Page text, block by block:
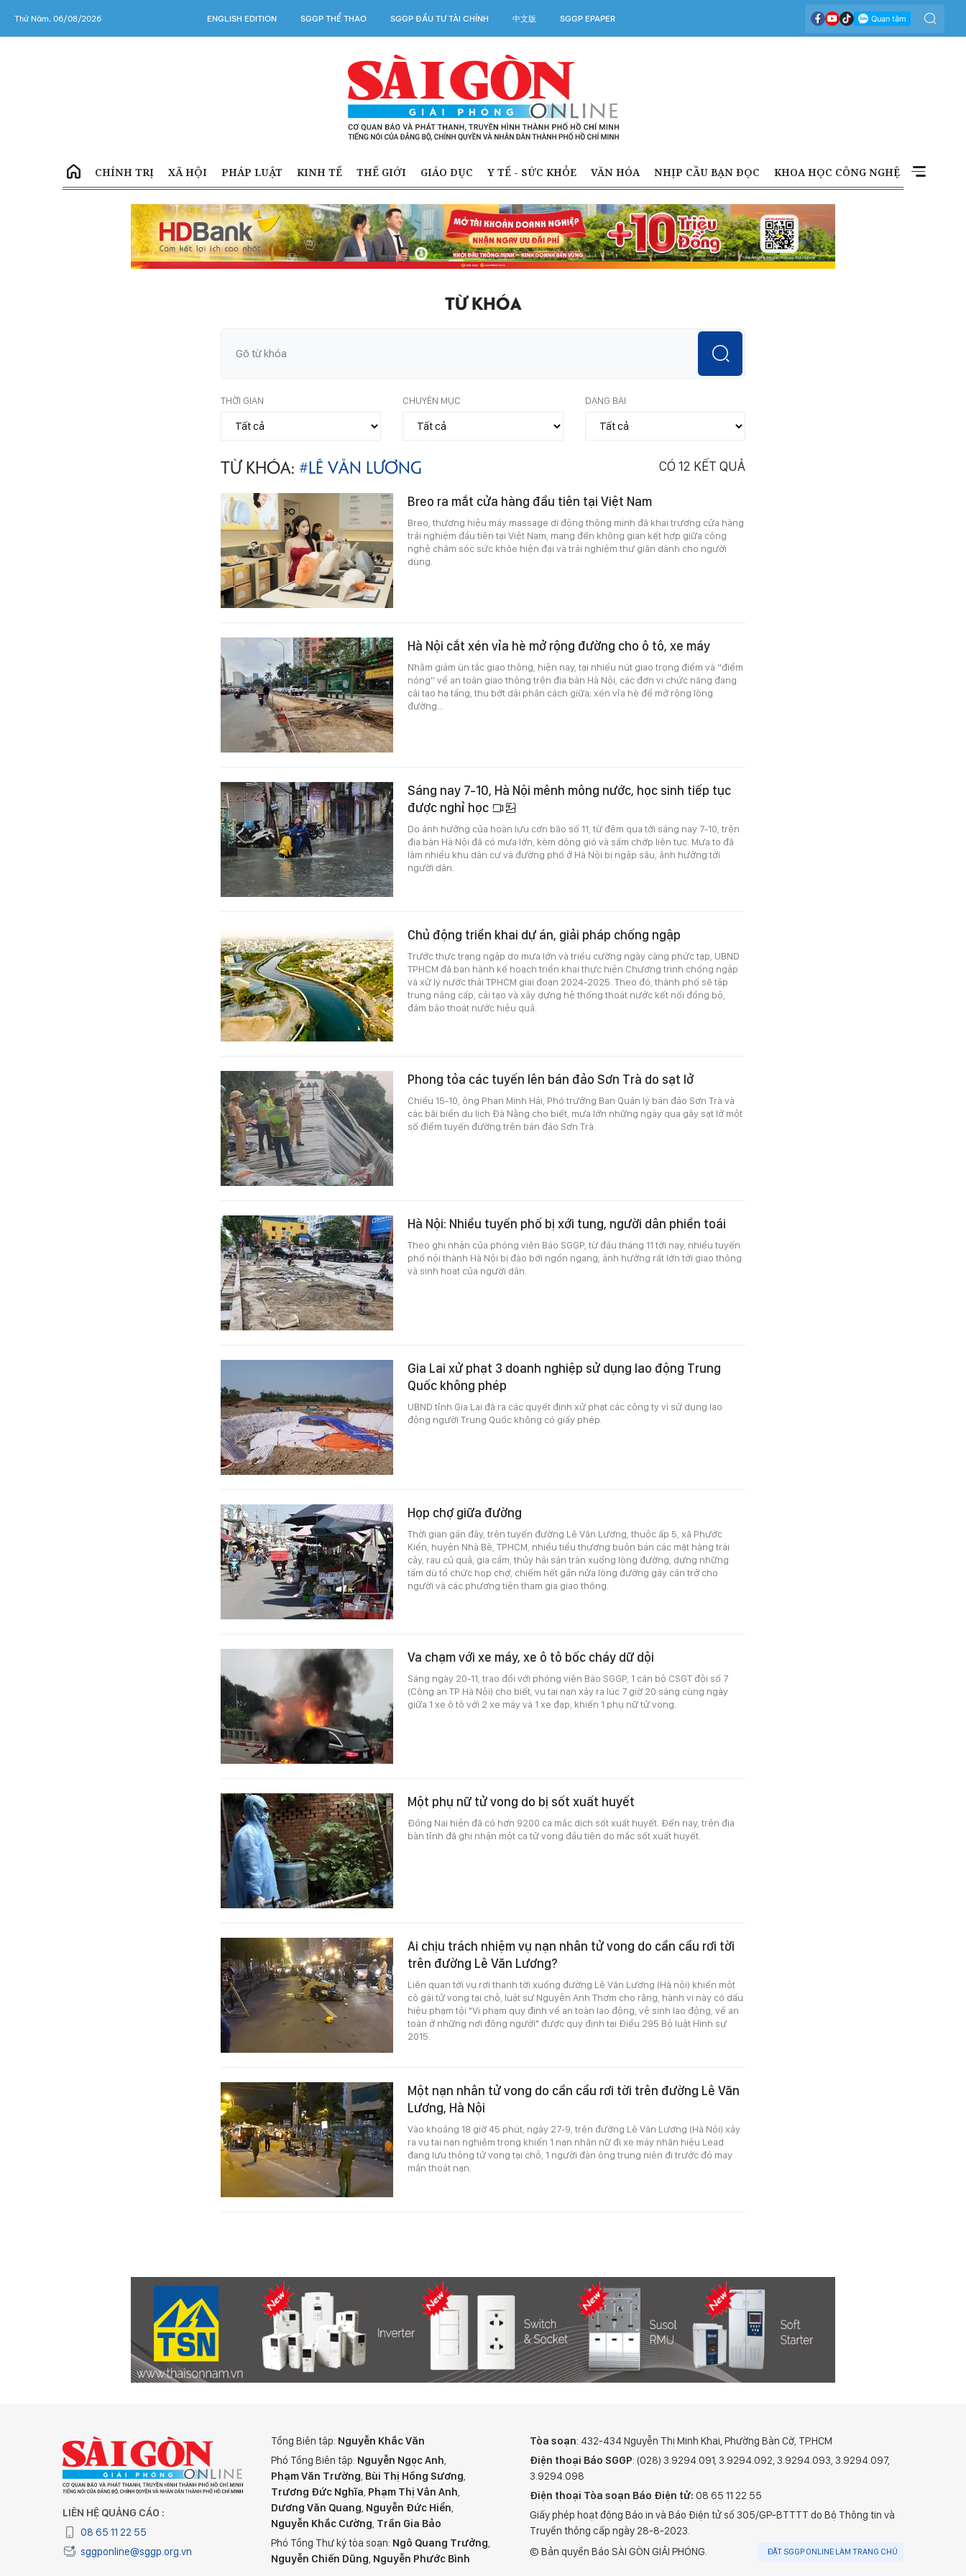
Thứ Năm, 06/08/2026 ENGLISH EDITION SGGP THỂ THAO SGGP ĐẦU TƯ TÀI CHÍNH 中文版 SGGP EPAPER
CHÍNH TRỊ XÃ HỘI PHÁP LUẬT KINH TẾ THẾ GIỚI GIÁO DỤC Y TẾ - SỨC KHỎE VĂN HÓA NHỊP CẦU BẠN ĐỌC KHOA HỌC CÔNG NGHỆ
TỪ KHÓA
THỜI GIAN CHUYÊN MỤC DẠNG BÀI
TỪ KHÓA: #LÊ VĂN LƯƠNG CÓ 12 KẾT QUẢ
Breo ra mắt cửa hàng đầu tiên tại Việt Nam
Breo, thương hiệu máy massage di động thông minh đã khai trương cửa hàng
trải nghiệm đầu tiên tại Việt Nam, mang đến không gian kết hợp giữa công
nghệ chăm sóc sức khỏe hiện đại và trải nghiệm thư giãn dành cho người
dùng.
Hà Nội cắt xén vỉa hè mở rộng đường cho ô tô, xe máy
Nhằm giảm ùn tắc giao thông, hiện nay, tại nhiều nút giao trọng điểm và “điểm
nóng” về an toàn giao thông trên địa bàn Hà Nội, các đơn vị chức năng đang
cải tạo hạ tầng, thu bớt dải phân cách giữa; xén vỉa hè để mở rộng lòng
đường…
Sáng nay 7-10, Hà Nội mênh mông nước, học sinh tiếp tục
được nghỉ học
Do ảnh hưởng của hoàn lưu cơn bão số 11, từ đêm qua tới sáng nay 7-10, trên
địa bàn Hà Nội đã có mưa lớn, kèm dông gió và sấm chớp liên tục. Mưa to đã
làm nhiều khu dân cư và đường phố ở Hà Nội bị ngập sâu, ảnh hưởng tới
người dân.
Chủ động triển khai dự án, giải pháp chống ngập
Trước thực trạng ngập do mưa lớn và triều cường ngày càng phức tạp, UBND
TPHCM đã ban hành kế hoạch triển khai thực hiện Chương trình chống ngập
và xử lý nước thải TPHCM giai đoạn 2024-2025. Theo đó, thành phố sẽ tập
trung nâng cấp, cải tạo và xây dựng hệ thống thoát nước kết nối đồng bộ,
đảm bảo thoát nước hiệu quả.
Phong tỏa các tuyến lên bán đảo Sơn Trà do sạt lở
Chiều 15-10, ông Phan Minh Hải, Phó trưởng Ban Quản lý bán đảo Sơn Trà và
các bãi biển du lịch Đà Nẵng cho biết, mưa lớn những ngày qua gây sạt lở một
số điểm tuyến đường trên bán đảo Sơn Trà.
Hà Nội: Nhiều tuyến phố bị xới tung, người dân phiền toái
Theo ghi nhận của phóng viên Báo SGGP, từ đầu tháng 11 tới nay, nhiều tuyến
phố nội thành Hà Nội bị đào bới ngổn ngang, ảnh hưởng rất lớn tới giao thông
và sinh hoạt của người dân.
Gia Lai xử phạt 3 doanh nghiệp sử dụng lao động Trung
Quốc không phép
UBND tỉnh Gia Lai đã ra các quyết định xử phạt các công ty vì sử dụng lao
động người Trung Quốc không có giấy phép.
Họp chợ giữa đường
Thời gian gần đây, trên tuyến đường Lê Văn Lương, thuộc ấp 5, xã Phước
Kiển, huyện Nhà Bè, TPHCM, nhiều tiểu thương buôn bán các mặt hàng trái
cây, rau củ quả, gia cầm, thủy hải sản tràn xuống lòng đường, dựng những
tấm dù tổ chức họp chợ, chiếm hết gần nửa lòng đường gây cản trở cho
người và các phương tiện tham gia giao thông.
Va chạm với xe máy, xe ô tô bốc cháy dữ dội
Sáng ngày 20-11, trao đổi với phóng viên Báo SGGP, 1 cán bộ CSGT đội số 7
(Công an TP Hà Nội) cho biết, vụ tai nạn xảy ra lúc 7 giờ 20 sáng cùng ngày
giữa 1 xe ô tô với 2 xe máy và 1 xe đạp, khiến 1 phụ nữ tử vong.
Một phụ nữ tử vong do bị sốt xuất huyết
Đồng Nai hiện đã có hơn 9200 ca mắc dịch sốt xuất huyết. Đến nay, trên địa
bàn tỉnh đã ghi nhận một ca tử vong đầu tiên do mắc sốt xuất huyết.
Ai chịu trách nhiệm vụ nạn nhân tử vong do cần cẩu rơi tời
trên đường Lê Văn Lương?
Liên quan tới vụ rơi thanh tời xuống đường Lê Văn Lương (Hà nội) khiến một
cô gái tử vong tại chỗ, luật sư Nguyễn Anh Thơm cho rằng, hành vi này có dấu
hiệu phạm tội "Vi phạm quy định về an toàn lao động, vệ sinh lao động, về an
toàn ở những nơi đông người" được quy định tại Điều 295 Bộ luật Hình sự
2015.
Một nạn nhân tử vong do cần cẩu rơi tời trên đường Lê Văn
Lương, Hà Nội
Vào khoảng 18 giờ 45 phút, ngày 27-9, trên đường Lê Văn Lương (Hà Nội) xảy
ra vụ tai nạn nghiêm trọng khiến 1 nạn nhân nữ đi xe máy nhãn hiệu Lead
đang lưu thông tử vong tại chỗ, 1 người đàn ông trung niên đi trước đó may
mắn thoát nạn.
LIÊN HỆ QUẢNG CÁO :
08 65 11 22 55
sggponline@sggp.org.vn
Tổng Biên tập: Nguyễn Khắc Văn
Phó Tổng Biên tập: Nguyễn Ngọc Anh,
Phạm Văn Trường, Bùi Thị Hồng Sương,
Trương Đức Nghĩa, Phạm Thị Vân Anh,
Dương Văn Quang, Nguyễn Đức Hiển,
Nguyễn Khắc Cường, Trần Gia Bảo
Phó Tổng Thư ký tòa soạn: Ngô Quang Trưởng,
Nguyễn Chiến Dũng, Nguyễn Phước Bình
Tòa soạn: 432-434 Nguyễn Thị Minh Khai, Phường Bàn Cờ, TP.HCM
Điện thoại Báo SGGP: (028) 3.9294.091, 3.9294.092, 3.9294.093, 3.9294.097,
3.9294.098
Điện thoại Tòa soạn Báo Điện tử: 08 65 11 22 55
Giấy phép hoạt động Báo in và Báo Điện tử số 305/GP-BTTTT do Bộ Thông tin và
Truyền thông cấp ngày 28-8-2023.
© Bản quyền Báo SÀI GÒN GIẢI PHÓNG.
ĐẶT SGGP ONLINE LÀM TRANG CHỦ